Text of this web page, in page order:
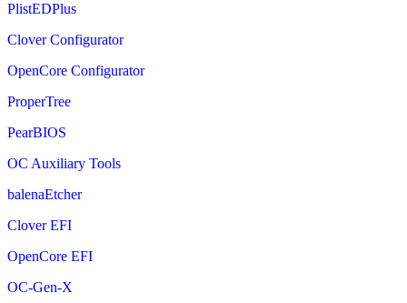
PlistEDPlus
Clover Configurator
OpenCore Configurator
ProperTree
PearBIOS
OC Auxiliary Tools
balenaEtcher
Clover EFI
OpenCore EFI
OC-Gen-X